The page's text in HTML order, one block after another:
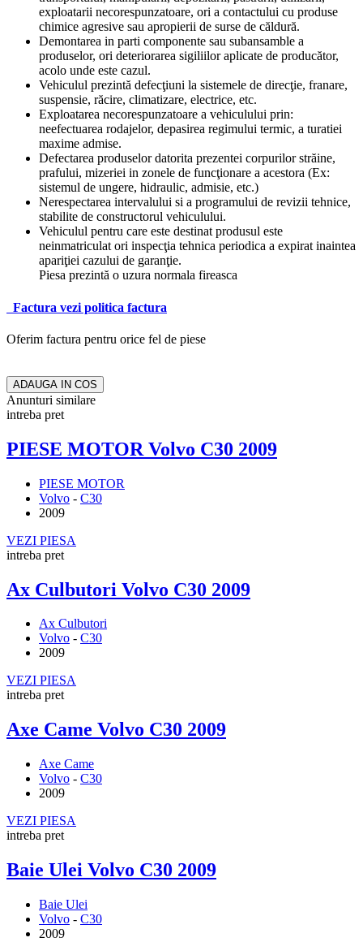
exploatarii necorespunzatoare, ori a contactului cu produse
chimice agresive sau apropierii de surse de căldură.
Demontarea in parti componente sau subansamble a
produselor, ori deteriorarea sigiliilor aplicate de producător,
acolo unde este cazul.
Vehiculul prezintă defecţiuni la sistemele de direcţie, franare,
suspensie, răcire, climatizare, electrice, etc.
Exploatarea necorespunzatoare a vehiculului prin:
neefectuarea rodajelor, depasirea regimului termic, a turatiei
maxime admise.
Defectarea produselor datorita prezentei corpurilor străine,
prafului, mizeriei in zonele de funcţionare a acestora (Ex:
sistemul de ungere, hidraulic, admisie, etc.)
Nerespectarea intervalului si a programului de revizii tehnice,
stabilite de constructorul vehiculului.
Vehiculul pentru care este destinat produsul este
neinmatriculat ori inspecţia tehnica periodica a expirat inaintea
apariţiei cazului de garanţie.
Piesa prezintă o uzura normala fireasca
Factura vezi politica factura
Oferim factura pentru orice fel de piese
ADAUGA IN COS
Anunturi similare
intreba pret
PIESE MOTOR Volvo C30 2009
PIESE MOTOR
Volvo - C30
2009
VEZI PIESA
intreba pret
Ax Culbutori Volvo C30 2009
Ax Culbutori
Volvo - C30
2009
VEZI PIESA
intreba pret
Axe Came Volvo C30 2009
Axe Came
Volvo - C30
2009
VEZI PIESA
intreba pret
Baie Ulei Volvo C30 2009
Baie Ulei
Volvo - C30
2009